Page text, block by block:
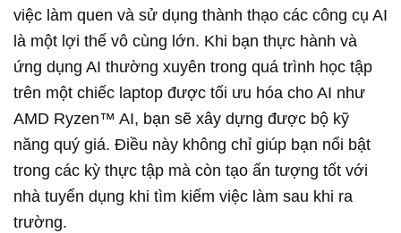
việc làm quen và sử dụng thành thạo các công cụ AI
là một lợi thế vô cùng lớn. Khi bạn thực hành và
ứng dụng AI thường xuyên trong quá trình học tập
trên một chiếc laptop được tối ưu hóa cho AI như
AMD Ryzen™ AI, bạn sẽ xây dựng được bộ kỹ
năng quý giá. Điều này không chỉ giúp bạn nổi bật
trong các kỳ thực tập mà còn tạo ấn tượng tốt với
nhà tuyển dụng khi tìm kiếm việc làm sau khi ra
trường.